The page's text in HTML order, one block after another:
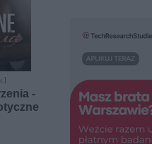
]
-